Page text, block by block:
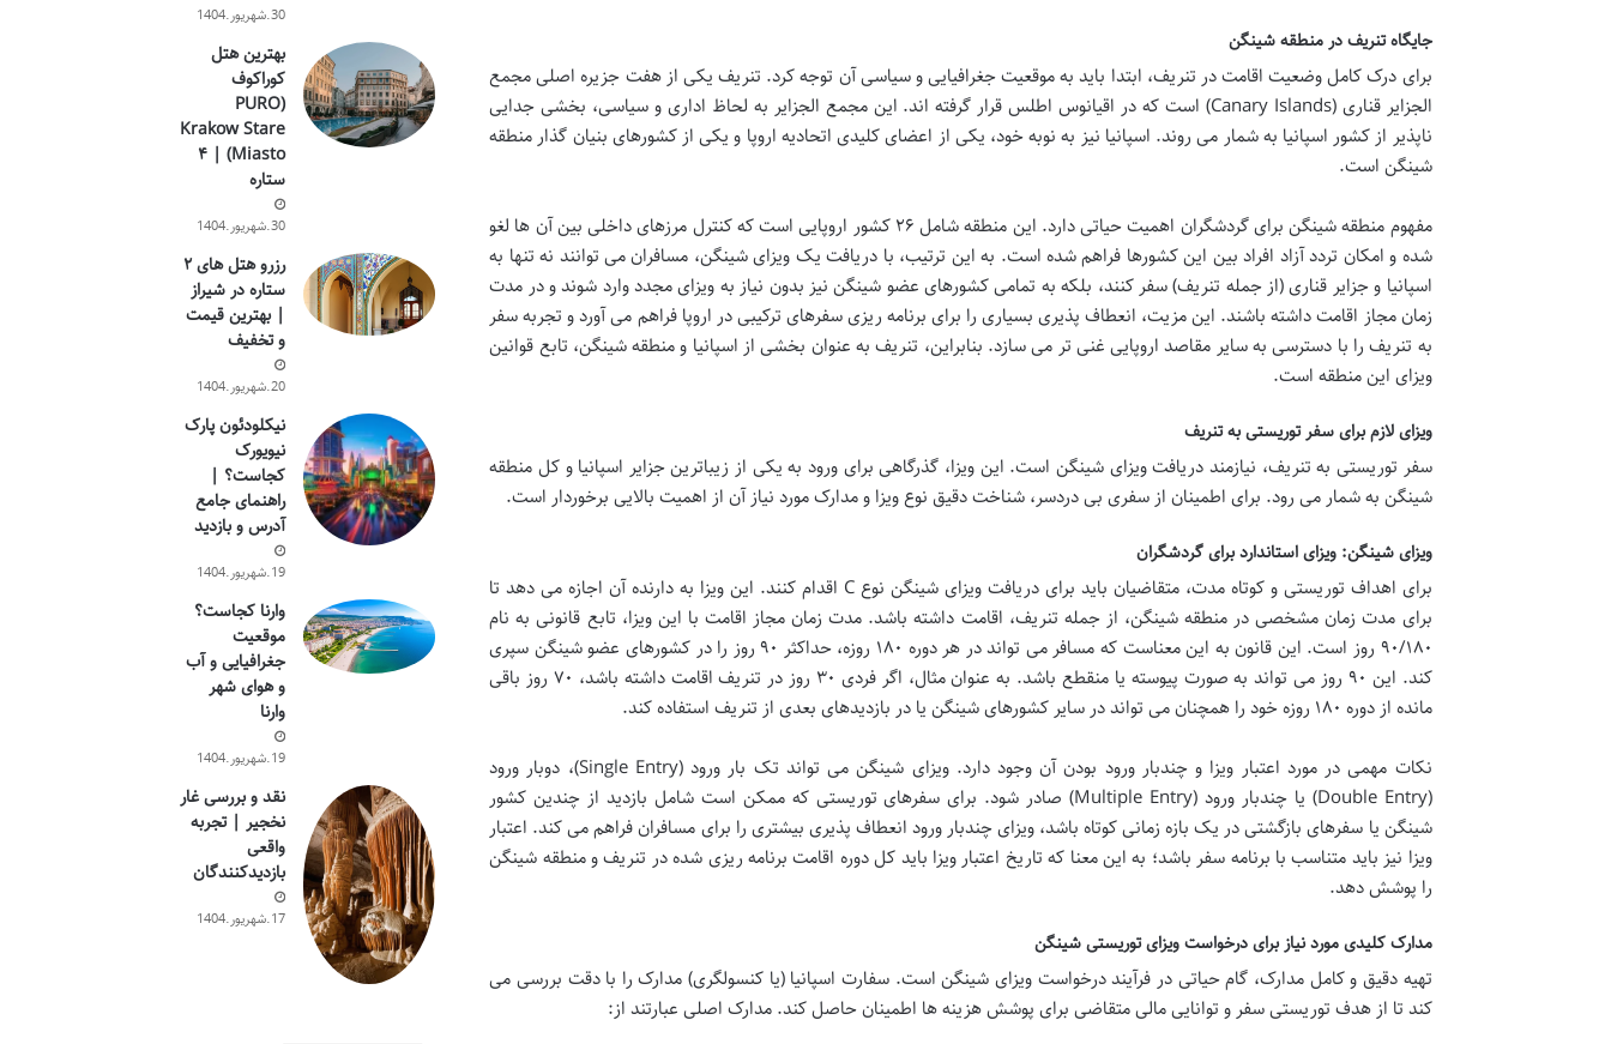
جایگاه تنریف در منطقه شینگن
برای درک کامل وضعیت اقامت در تنریف، ابتدا باید به موقعیت جغرافیایی و سیاسی آن توجه کرد. تنریف یکی از هفت جزیره اصلی مجمع
الجزایر قناری (Canary Islands) است که در اقیانوس اطلس قرار گرفته اند. این مجمع الجزایر به لحاظ اداری و سیاسی، بخشی جدایی
ناپذیر از کشور اسپانیا به شمار می روند. اسپانیا نیز به نوبه خود، یکی از اعضای کلیدی اتحادیه اروپا و یکی از کشورهای بنیان گذار منطقه
شینگن است.
مفهوم منطقه شینگن برای گردشگران اهمیت حیاتی دارد. این منطقه شامل ۲۶ کشور اروپایی است که کنترل مرزهای داخلی بین آن ها لغو
شده و امکان تردد آزاد افراد بین این کشورها فراهم شده است. به این ترتیب، با دریافت یک ویزای شینگن، مسافران می توانند نه تنها به
اسپانیا و جزایر قناری (از جمله تنریف) سفر کنند، بلکه به تمامی کشورهای عضو شینگن نیز بدون نیاز به ویزای مجدد وارد شوند و در مدت
زمان مجاز اقامت داشته باشند. این مزیت، انعطاف پذیری بسیاری را برای برنامه ریزی سفرهای ترکیبی در اروپا فراهم می آورد و تجربه سفر
به تنریف را با دسترسی به سایر مقاصد اروپایی غنی تر می سازد. بنابراین، تنریف به عنوان بخشی از اسپانیا و منطقه شینگن، تابع قوانین
ویزای این منطقه است.
ویزای لازم برای سفر توریستی به تنریف
سفر توریستی به تنریف، نیازمند دریافت ویزای شینگن است. این ویزا، گذرگاهی برای ورود به یکی از زیباترین جزایر اسپانیا و کل منطقه
شینگن به شمار می رود. برای اطمینان از سفری بی دردسر، شناخت دقیق نوع ویزا و مدارک مورد نیاز آن از اهمیت بالایی برخوردار است.
ویزای شینگن: ویزای استاندارد برای گردشگران
برای اهداف توریستی و کوتاه مدت، متقاضیان باید برای دریافت ویزای شینگن نوع C اقدام کنند. این ویزا به دارنده آن اجازه می دهد تا
برای مدت زمان مشخصی در منطقه شینگن، از جمله تنریف، اقامت داشته باشد. مدت زمان مجاز اقامت با این ویزا، تابع قانونی به نام
۹۰/۱۸۰ روز است. این قانون به این معناست که مسافر می تواند در هر دوره ۱۸۰ روزه، حداکثر ۹۰ روز را در کشورهای عضو شینگن سپری
کند. این ۹۰ روز می تواند به صورت پیوسته یا منقطع باشد. به عنوان مثال، اگر فردی ۳۰ روز در تنریف اقامت داشته باشد، ۷۰ روز باقی
مانده از دوره ۱۸۰ روزه خود را همچنان می تواند در سایر کشورهای شینگن یا در بازدیدهای بعدی از تنریف استفاده کند.
نکات مهمی در مورد اعتبار ویزا و چندبار ورود بودن آن وجود دارد. ویزای شینگن می تواند تک بار ورود (Single Entry)، دوبار ورود
(Double Entry) یا چندبار ورود (Multiple Entry) صادر شود. برای سفرهای توریستی که ممکن است شامل بازدید از چندین کشور
شینگن یا سفرهای بازگشتی در یک بازه زمانی کوتاه باشد، ویزای چندبار ورود انعطاف پذیری بیشتری را برای مسافران فراهم می کند. اعتبار
ویزا نیز باید متناسب با برنامه سفر باشد؛ به این معنا که تاریخ اعتبار ویزا باید کل دوره اقامت برنامه ریزی شده در تنریف و منطقه شینگن
را پوشش دهد.
مدارک کلیدی مورد نیاز برای درخواست ویزای توریستی شینگن
تهیه دقیق و کامل مدارک، گام حیاتی در فرآیند درخواست ویزای شینگن است. سفارت اسپانیا (یا کنسولگری) مدارک را با دقت بررسی می
کند تا از هدف توریستی سفر و توانایی مالی متقاضی برای پوشش هزینه ها اطمینان حاصل کند. مدارک اصلی عبارتند از:
30.شهریور.1404
بهترین هتل
کوراکوف
(PURO
Krakow Stare
Miasto) | ۴
ستاره
30.شهریور.1404
رزرو هتل های ۲
ستاره در شیراز
| بهترین قیمت
و تخفیف
20.شهریور.1404
نیکلودئون پارک
نیویورک
کجاست؟ |
راهنمای جامع
آدرس و بازدید
19.شهریور.1404
وارنا کجاست؟
موقعیت
جغرافیایی و آب
و هوای شهر
وارنا
19.شهریور.1404
نقد و بررسی غار
نخجیر | تجربه
واقعی
بازدیدکنندگان
17.شهریور.1404